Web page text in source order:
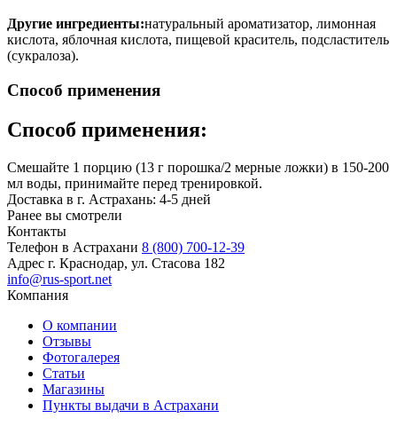
Другие ингредиенты:натуральный ароматизатор, лимонная
кислота, яблочная кислота, пищевой краситель, подсластитель
(сукралоза).
Способ применения
Способ применения:
Смешайте 1 порцию (13 г порошка/2 мерные ложки) в 150-200
мл воды, принимайте перед тренировкой.
Доставка в г. Астрахань: 4-5 дней
Ранее вы смотрели
Контакты
Телефон в Астрахани 8 (800) 700-12-39
Адрес г. Краснодар, ул. Стасова 182
info@rus-sport.net
Компания
О компании
Отзывы
Фотогалерея
Статьи
Магазины
Пункты выдачи в Астрахани